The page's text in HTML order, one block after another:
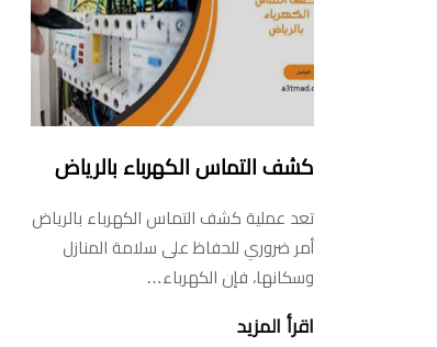
كشف التماس الكهرباء بالرياض
تعد عملية كشف التماس الكهرباء بالرياض
أمر ضروري للحفاظ على سلامة المنازل
وسكانها، فإن الكهرباء…
اقرأ المزيد